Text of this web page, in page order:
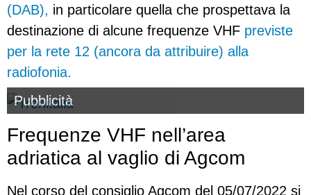
(DAB), in particolare quella che prospettava la
destinazione di alcune frequenze VHF previste
per la rete 12 (ancora da attribuire) alla
radiofonia.
Pubblicità
Frequenze VHF nell’area
adriatica al vaglio di Agcom
Nel corso del consiglio Agcom del 05/07/2022 si